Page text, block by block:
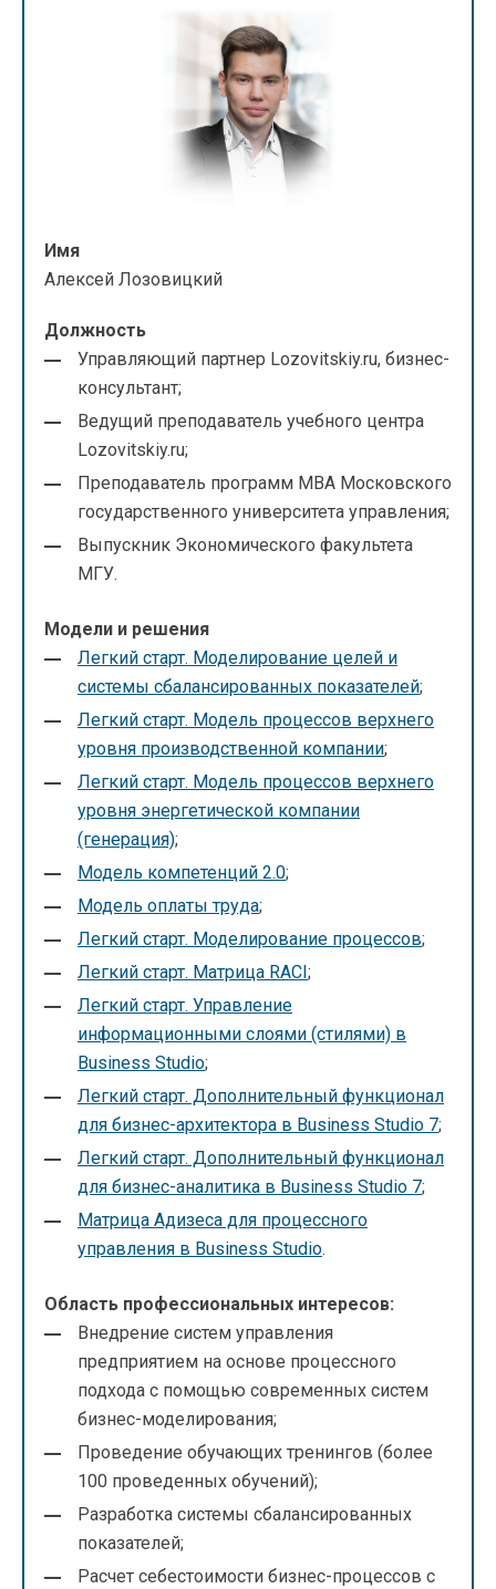
Имя
Алексей Лозовицкий
Должность
Управляющий партнер Lozovitskiy.ru, бизнес-
консультант;
Ведущий преподаватель учебного центра
Lozovitskiy.ru;
Преподаватель программ МВА Московского
государственного университета управления;
Выпускник Экономического факультета
МГУ.
Модели и решения
Легкий старт. Моделирование целей и
системы сбалансированных показателей;
Легкий старт. Модель процессов верхнего
уровня производственной компании;
Легкий старт. Модель процессов верхнего
уровня энергетической компании
(генерация);
Модель компетенций 2.0;
Модель оплаты труда;
Легкий старт. Моделирование процессов;
Легкий старт. Матрица RACI;
Легкий старт. Управление
информационными слоями (стилями) в
Business Studio;
Легкий старт. Дополнительный функционал
для бизнес-архитектора в Business Studio 7;
Легкий старт. Дополнительный функционал
для бизнес-аналитика в Business Studio 7;
Матрица Адизеса для процессного
управления в Business Studio.
Область профессиональных интересов:
Внедрение систем управления
предприятием на основе процессного
подхода с помощью современных систем
бизнес-моделирования;
Проведение обучающих тренингов (более
100 проведенных обучений);
Разработка системы сбалансированных
показателей;
Расчет себестоимости бизнес-процессов с